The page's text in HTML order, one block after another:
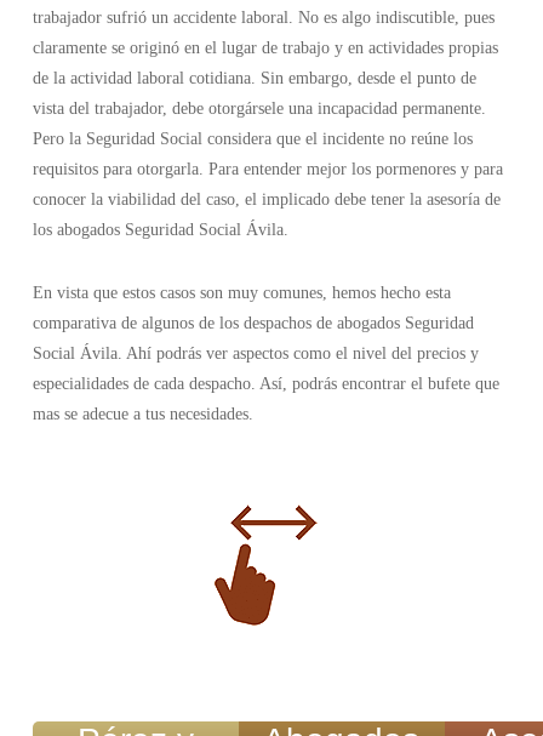
trabajador sufrió un accidente laboral. No es algo indiscutible, pues
claramente se originó en el lugar de trabajo y en actividades propias
de la actividad laboral cotidiana. Sin embargo, desde el punto de
vista del trabajador, debe otorgársele una incapacidad permanente.
Pero la Seguridad Social considera que el incidente no reúne los
requisitos para otorgarla. Para entender mejor los pormenores y para
conocer la viabilidad del caso, el implicado debe tener la asesoría de
los abogados Seguridad Social Ávila.
En vista que estos casos son muy comunes, hemos hecho esta
comparativa de algunos de los despachos de abogados Seguridad
Social Ávila. Ahí podrás ver aspectos como el nivel del precios y
especialidades de cada despacho. Así, podrás encontrar el bufete que
mas se adecue a tus necesidades.